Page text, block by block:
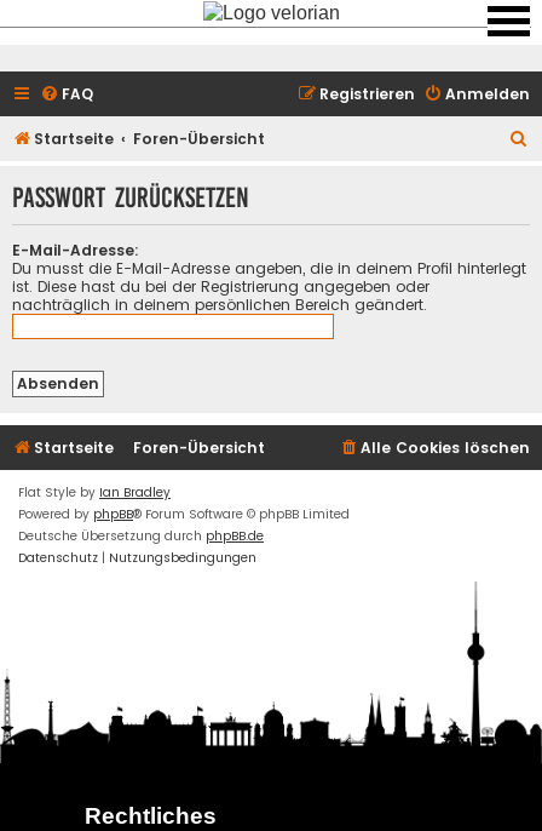
FAQ Anmelden
Registrieren
Startseite Foren-Übersicht
h
Passwort zurücksetzen
E-Mail-Adresse:
Du musst die E-Mail-Adresse angeben, die in deinem Profil hinterlegt
ist. Diese hast du bei der Registrierung angegeben oder
nachträglich in deinem persönlichen Bereich geändert.
Startseite Foren-Übersicht Alle Cookies löschen
Flat Style by Ian Bradley
Powered by phpBB® Forum Software © phpBB Limited
Deutsche Übersetzung durch phpBB.de
Datenschutz | Nutzungsbedingungen
Rechtliches